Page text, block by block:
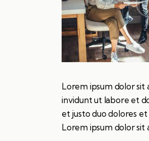
Lorem ipsum dolor
invidunt ut labore et
et justo duo dolores
Lorem ipsum dolor sit